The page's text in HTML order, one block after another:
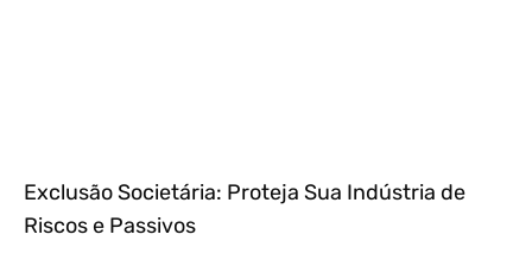
Exclusão Societária: Proteja Sua Indústria de
Riscos e Passivos